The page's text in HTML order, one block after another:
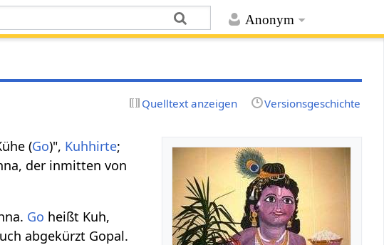
Anonym
Quelltext anzeigen Versionsgeschichte
(Go)", Kuhhirte;
der inmitten von
Go heißt Kuh,
abgekürzt Gopal.